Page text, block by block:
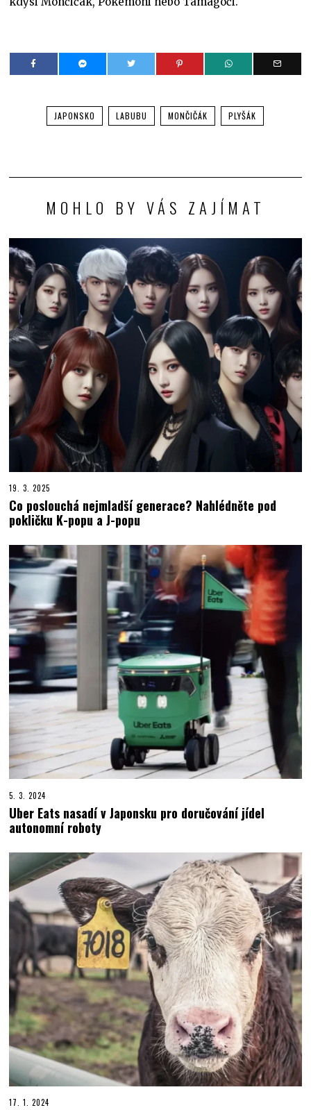
JAPONSKO LABUBU MONČIČÁK PLYŠÁK
MOHLO BY VÁS ZAJÍMAT
19. 3. 2025
Co poslouchá nejmladší generace? Nahlédněte pod
pokličku K-popu a J-popu
5. 3. 2024
Uber Eats nasadí v Japonsku pro doručování jídel
autonomní roboty
17. 1. 2024